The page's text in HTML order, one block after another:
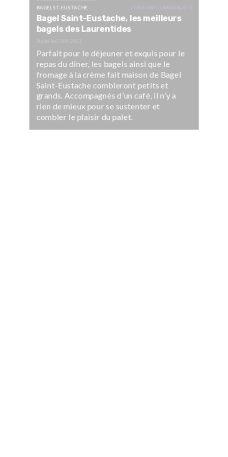
BAGEL ST-EUSTACHE CONTENU COMMANDITÉ
Bagel Saint-Eustache, les meilleurs
bagels des Laurentides
Parfait pour le déjeuner et exquis pour le
repas du dîner, les bagels ainsi que le
fromage à la crème fait maison de Bagel
Saint-Eustache combleront petits et
grands. Accompagnés d’un café, il n’y a
rien de mieux pour se sustenter et
combler le plaisir du palet.